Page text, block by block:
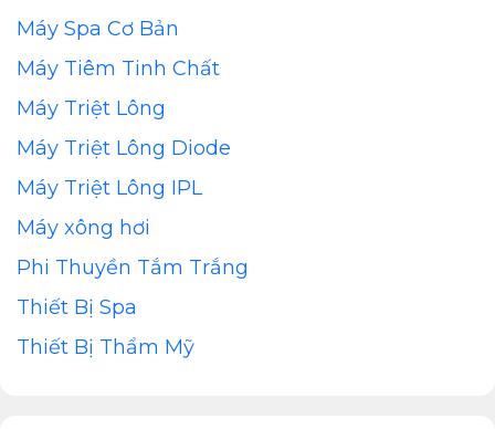
Máy Spa Cơ Bản
Máy Tiêm Tinh Chất
Máy Triệt Lông
Máy Triệt Lông Diode
Máy Triệt Lông IPL
Máy xông hơi
Phi Thuyền Tắm Trắng
Thiết Bị Spa
Thiết Bị Thẩm Mỹ